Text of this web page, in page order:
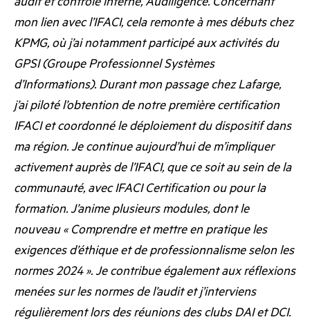
mon lien avec l’IFACI, cela remonte à mes débuts chez
KPMG, où j’ai notamment participé aux activités du
GPSI (Groupe Professionnel Systèmes
d’Informations). Durant mon passage chez Lafarge,
j’ai piloté l’obtention de notre première certification
IFACI et coordonné le déploiement du dispositif dans
ma région. Je continue aujourd’hui de m’impliquer
activement auprès de l’IFACI, que ce soit au sein de la
communauté, avec IFACI Certification ou pour la
formation. J’anime plusieurs modules, dont le
nouveau «Comprendre et mettre en pratique les
exigences d’éthique et de professionnalisme selon les
normes 2024». Je contribue également aux réflexions
menées sur les normes de l’audit et j’interviens
régulièrement lors des réunions desclubs DAI et DCI.